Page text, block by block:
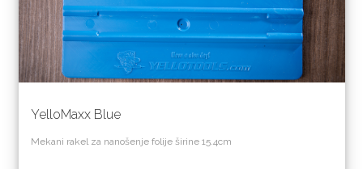
YelloMaxx Blue
Mekani rakel za nanošenje folije širine 15.4cm